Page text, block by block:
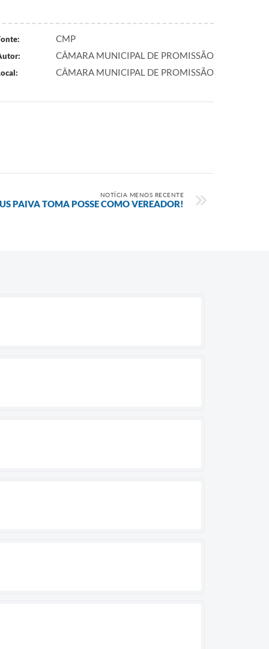
CMP
CÂMARA MUNICIPAL DE PROMISSÃO
CÂMARA MUNICIPAL DE PROMISSÃO
NOTÍCIA MENOS RECENTE
PAIVA TOMA POSSE COMO VEREADOR!